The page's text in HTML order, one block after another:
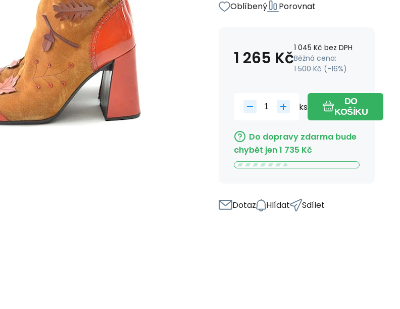
Oblíbený Porovnat
1 265 Kč1 045 Kč bez DPH
Běžná cena:
1 500 Kč (-16%)
ks
DO
KOŠÍKU
Do dopravy zdarma bude
chybět jen1 735 Kč
Dotaz Hlídat Sdílet